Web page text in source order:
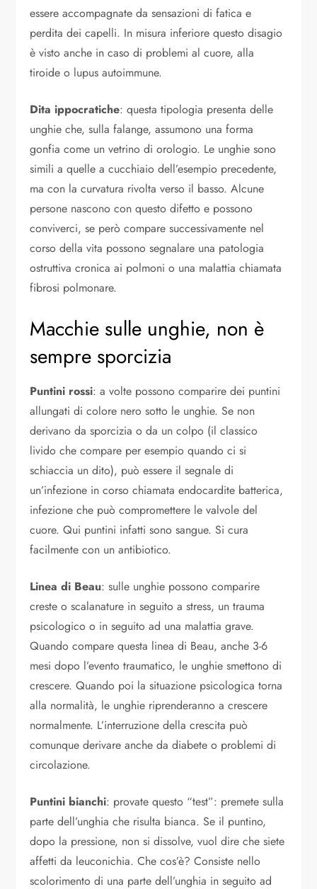
essere accompagnate da sensazioni di fatica e
perdita dei capelli. In misura inferiore questo disagio
è visto anche in caso di problemi al cuore, alla
tiroide o lupus autoimmune.
Dita ippocratiche: questa tipologia presenta delle
unghie che, sulla falange, assumono una forma
gonfia come un vetrino di orologio. Le unghie sono
simili a quelle a cucchiaio dell’esempio precedente,
ma con la curvatura rivolta verso il basso. Alcune
persone nascono con questo difetto e possono
conviverci, se però compare successivamente nel
corso della vita possono segnalare una patologia
ostruttiva cronica ai polmoni o una malattia chiamata
fibrosi polmonare.
Macchie sulle unghie, non è
sempre sporcizia
Puntini rossi: a volte possono comparire dei puntini
allungati di colore nero sotto le unghie. Se non
derivano da sporcizia o da un colpo (il classico
livido che compare per esempio quando ci si
schiaccia un dito), può essere il segnale di
un’infezione in corso chiamata endocardite batterica,
infezione che può compromettere le valvole del
cuore. Qui puntini infatti sono sangue. Si cura
facilmente con un antibiotico.
Linea di Beau: sulle unghie possono comparire
creste o scalanature in seguito a stress, un trauma
psicologico o in seguito ad una malattia grave.
Quando compare questa linea di Beau, anche 3-6
mesi dopo l’evento traumatico, le unghie smettono di
crescere. Quando poi la situazione psicologica torna
alla normalità, le unghie riprenderanno a crescere
normalmente. L’interruzione della crescita può
comunque derivare anche da diabete o problemi di
circolazione.
Puntini bianchi: provate questo “test”: premete sulla
parte dell’unghia che risulta bianca. Se il puntino,
dopo la pressione, non si dissolve, vuol dire che siete
affetti da leuconichia. Che cos’è? Consiste nello
scolorimento di una parte dell’unghia in seguito ad